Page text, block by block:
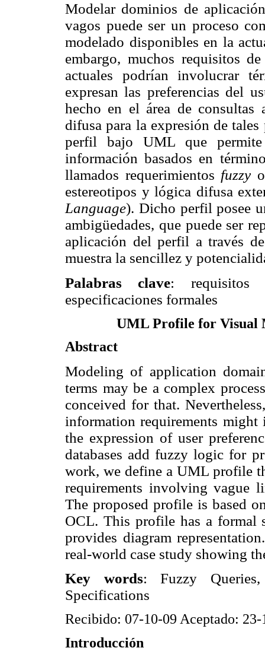
Modelar dominios de
vagos puede ser un proceso
modelado disponibles en la
embargo, muchos requisitos
actuales podrían involucrar
expresan las preferencias del
hecho en el área de
difusa para la expresión de
perfil bajo UML que
información basados en
llamados requerimientos fuzzy
estereotipos y lógica difusa
Language). Dicho perfil posee
ambigüedades, que puede ser
aplicación del perfil a través
muestra la sencillez y
Palabras clave: requisitos
especificaciones formales
UML Profile for Visual
Abstract
Modeling of application
terms may be a complex
conceived for that.
information requirements
the expression of user
databases add fuzzy logic for
work, we define a UML profile
requirements involving vague
The proposed profile is based
OCL. This profile has a formal
provides diagram
real-world case study showing
Key words: Fuzzy
Specifications
Recibido: 07-10-09 Aceptado: 23-
Introducción